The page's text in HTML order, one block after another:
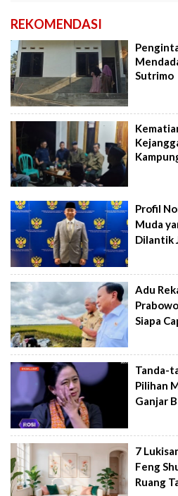
REKOMENDASI
Sutrimo
Profil
Muda
Dilantik
Adu
Siapa
Tanda-
Pilihan
Ganjar
7
Feng
Ruang